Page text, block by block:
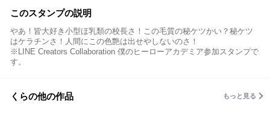
このスタンプの説明
やあ！皆大好き小型ほ乳類の校長さ！この毛質の秘ケツかい？秘ケツ
はケラチンさ！人間にこの色艶は出せやしないのさ！
※LINE Creators Collaboration 僕のヒーローアカデミア参加スタンプで
す。
くらの他の作品 もっと見る